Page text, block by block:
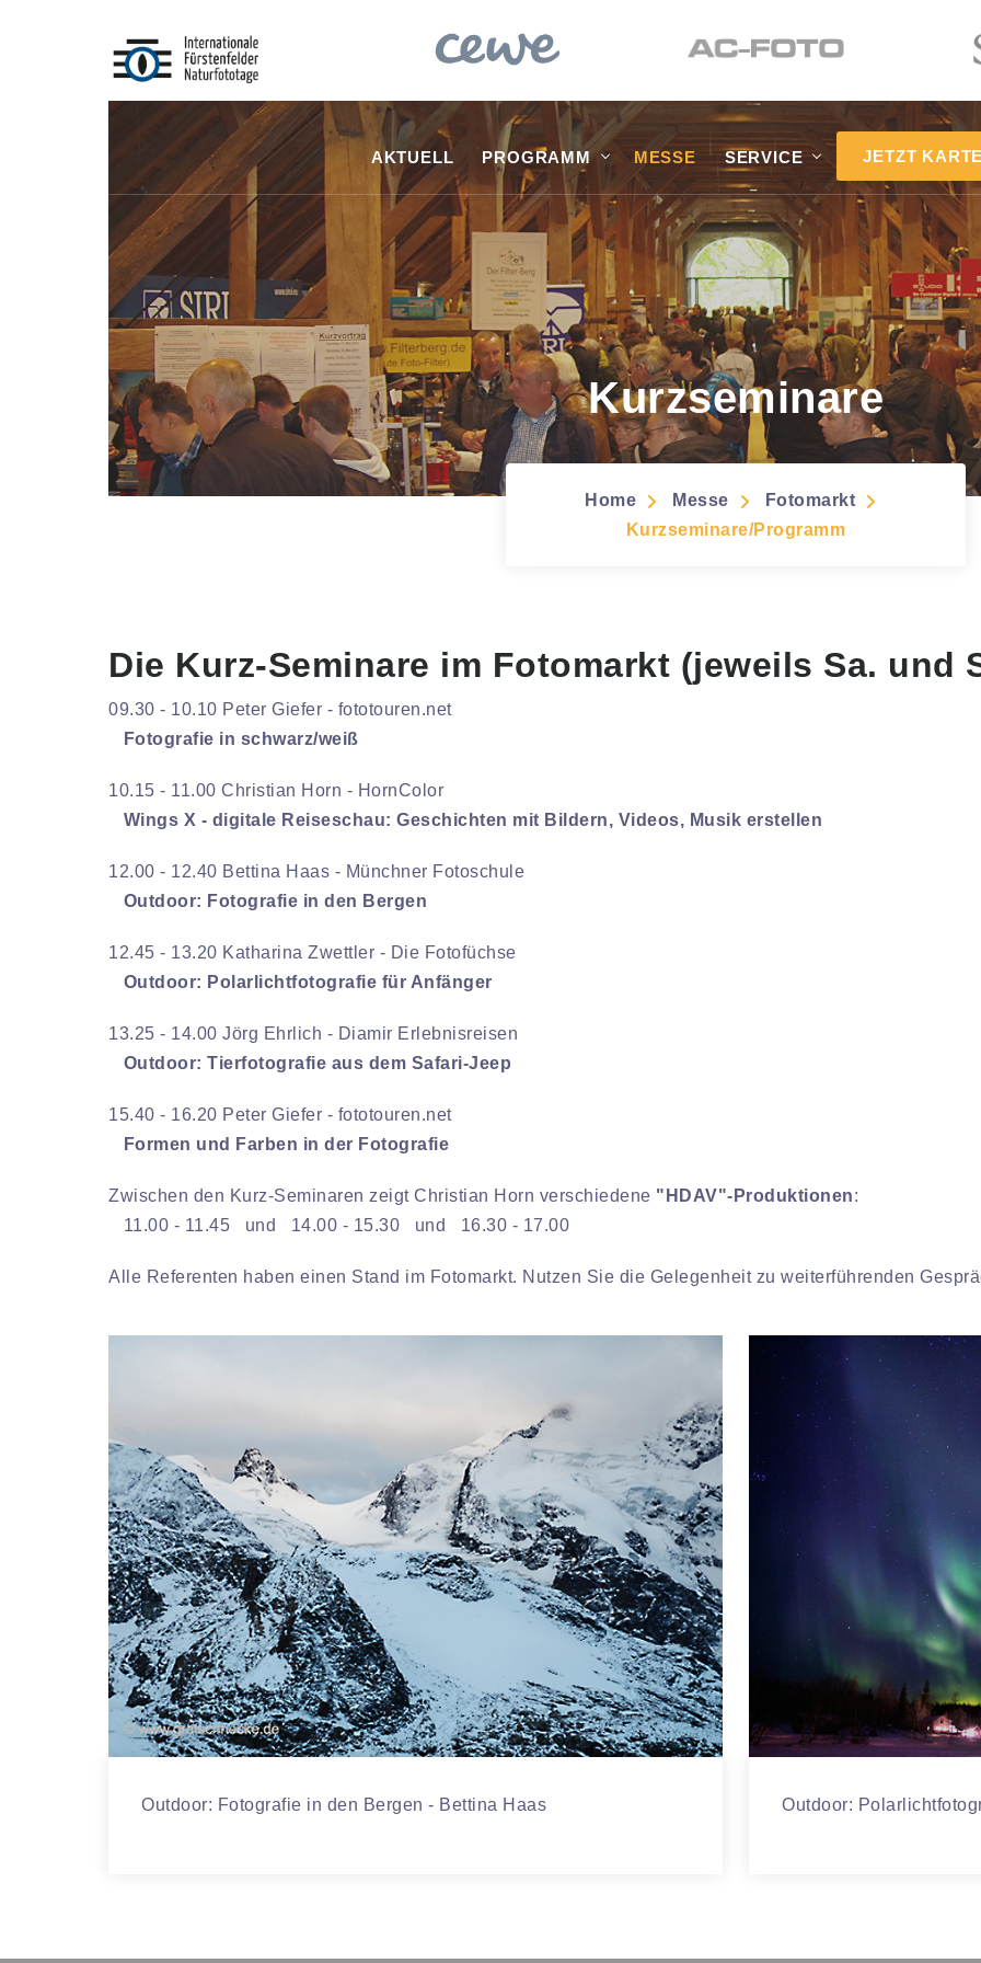
AKTUELL PROGRAMM MESSE SERVICE JETZT
Kurzseminare
Home Messe
Fotomarkt
Kurzseminare/Programm
Die Kurz-Seminare im Fotomarkt (jeweils Sa. und
09.30 - 10.10 Peter Giefer - fototouren.net
Fotografie in schwarz/weiß
10.15 - 11.00 Christian Horn - HornColor
Wings X - digitale Reiseschau: Geschichten mit Bildern, Videos, Musik erstellen
12.00 - 12.40 Bettina Haas - Münchner Fotoschule
Outdoor: Fotografie in den Bergen
12.45 - 13.20 Katharina Zwettler - Die Fotofüchse
Outdoor: Polarlichtfotografie für Anfänger
13.25 - 14.00 Jörg Ehrlich - Diamir Erlebnisreisen
Outdoor: Tierfotografie aus dem Safari-Jeep
15.40 - 16.20 Peter Giefer - fototouren.net
Formen und Farben in der Fotografie
Zwischen den Kurz-Seminaren zeigt Christian Horn verschiedene "HDAV"-Produktionen:
11.00 - 11.45 und 14.00 - 15.30 und 16.30 - 17.00
Alle Referenten haben einen Stand im Fotomarkt. Nutzen Sie die Gelegenheit zu weiterführenden
Outdoor: Fotografie in den Bergen - Bettina Haas Outdoor: